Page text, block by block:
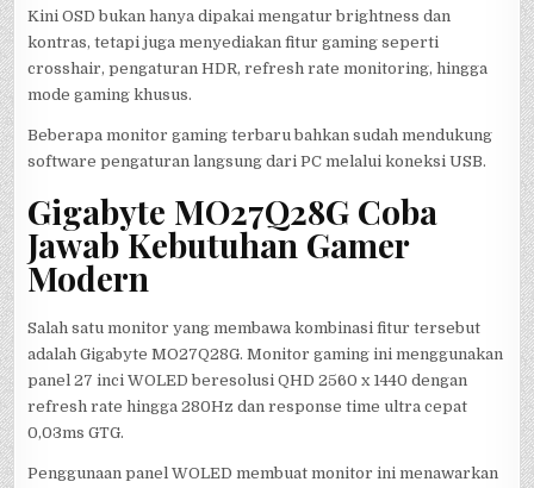
Kini OSD bukan hanya dipakai mengatur brightness dan
kontras, tetapi juga menyediakan fitur gaming seperti
crosshair, pengaturan HDR, refresh rate monitoring, hingga
mode gaming khusus.
Beberapa monitor gaming terbaru bahkan sudah mendukung
software pengaturan langsung dari PC melalui koneksi USB.
Gigabyte MO27Q28G Coba
Jawab Kebutuhan Gamer
Modern
Salah satu monitor yang membawa kombinasi fitur tersebut
adalah Gigabyte MO27Q28G. Monitor gaming ini menggunakan
panel 27 inci WOLED beresolusi QHD 2560 x 1440 dengan
refresh rate hingga 280Hz dan response time ultra cepat
0,03ms GTG.
Penggunaan panel WOLED membuat monitor ini menawarkan